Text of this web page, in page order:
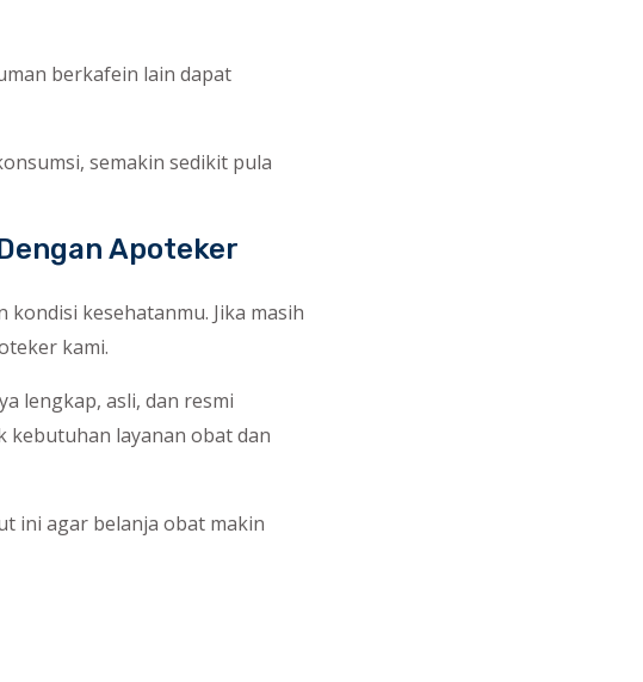
berkafein lain dapat
semakin sedikit pula
Apoteker
kesehatanmu. Jika masih
kami.
lengkap, asli, dan resmi
kebutuhan layanan obat dan
ini agar belanja obat makin